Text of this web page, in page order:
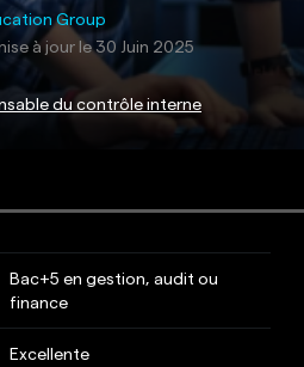
Group
à jour le 30 Juin 2025
du contrôle interne
Bac+5 en gestion, audit ou
finance
Excellente